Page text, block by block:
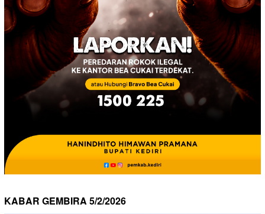
KABAR GEMBIRA 5/2/2026